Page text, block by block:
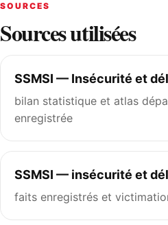
SOURCES
Sources utilisées
SSMSI — Insécurité et
bilan statistique et atlas
enregistrée
SSMSI — insécurité et
faits enregistrés et